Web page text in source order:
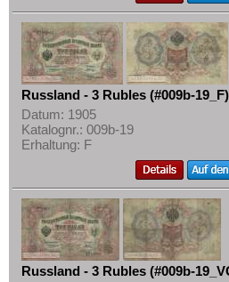
Russland - 3 Rubles (#009b-19_F)
Datum: 1905
Katalognr.: 009b-19
Erhaltung: F
Russland - 3 Rubles (#009b-